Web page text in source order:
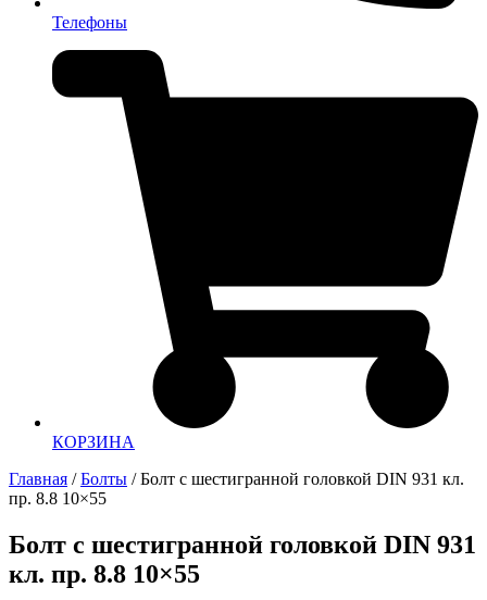
Телефоны
КОРЗИНА
Главная /Болты / Болт с шестигранной головкой DIN 931 кл.
пр. 8.8 10×55
Болт с шестигранной головкой DIN 931
кл. пр. 8.8 10×55